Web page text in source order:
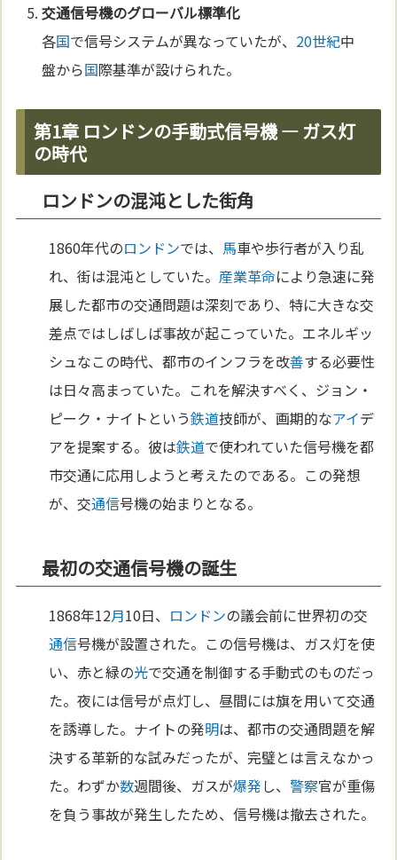
交通信号機のグローバル標準化
各国で信号システムが異なっていたが、 20世紀中
盤から国際基準が設けられた。
第1章 ロンドンの手動式信号機 — ガス灯
の時代
ロンドンの混沌とした街角
1860年代のロンドンでは、 馬車や歩行者が入り乱
れ、街は混沌としていた。 産業革命により急速に発
展した都市の交通問題は深刻であり、特に大きな交
差点ではしばしば事故が起こっていた。エネルギッ
シュなこの時代、都市のインフラを改善する必要性
は日々高まっていた。これを解決すべく、ジョン・
ピーク・ナイトという鉄道技師が、画期的なアイデ
アを提案する。彼は鉄道で使われていた信号機を都
市交通に応用しようと考えたのである。この発想
が、交通信号機の始まりとなる。
最初の交通信号機の誕生
1868年12月10日、 ロンドンの議会前に世界初の交
通信号機が設置された。この信号機は、ガス灯を使
い、赤と緑の光で交通を制御する手動式のものだっ
た。夜には信号が点灯し、昼間には旗を用いて交通
を誘導した。ナイトの発明は、都市の交通問題を解
決する革新的な試みだったが、完璧とは言えなかっ
た。わずか数週間後、ガスが爆発し、警察官が重傷
を負う事故が発生したため、信号機は撤去された。